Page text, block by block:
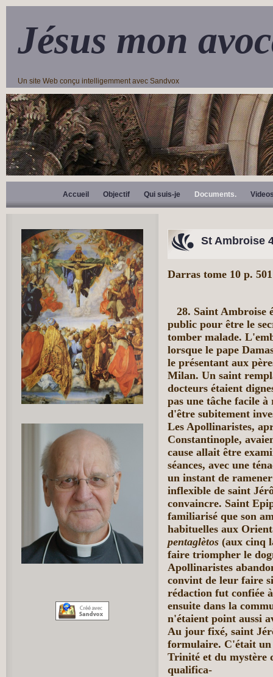
Jésus mon
Un site Web conçu intelligemment avec Sandvox
Accueil Objectif Qui suis-je Documents.
St Ambroise
Darras tome 10 p. 501
28. Saint Ambroise
public pour être le
tomber malade.
lorsque le pape
le présentant aux
Milan. Un saint
docteurs étaient
pas une tâche facile
d'être subitement
Les Apollinaristes,
Constantinople,
cause allait être
séances, avec une
un instant de
inflexible de saint
convaincre. Saint
familiarisé que son
habituelles aux
pentaglètos (aux cinq
faire triompher le
Apollinaristes
convint de leur faire
rédaction fut confiée
ensuite dans la
n'étaient point aussi
Au jour fixé, saint
formulaire. C'était un
Trinité et du mystère
qualifica-